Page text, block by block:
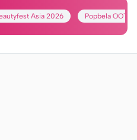
Asia 2026 Popbela OOTD